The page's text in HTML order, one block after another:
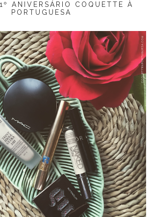
ANIVERSÁRIO COQUETTE À
PORTUGUESA